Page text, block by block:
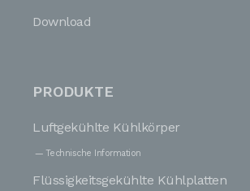
Download
PRODUKTE
Luftgekühlte Kühlkörper
Technische Information
Flüssigkeitsgekühlte Kühlplatten